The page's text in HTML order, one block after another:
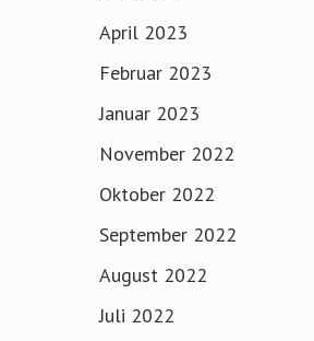
April 2023
Februar 2023
Januar 2023
November 2022
Oktober 2022
September 2022
August 2022
Juli 2022